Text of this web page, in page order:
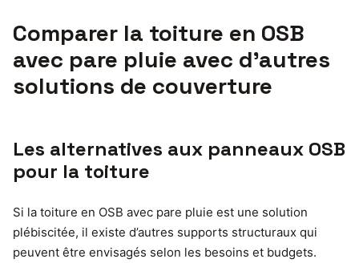
Comparer la toiture en OSB
avec pare pluie avec d’autres
solutions de couverture
Les alternatives aux panneaux OSB
pour la toiture
Si la toiture en OSB avec pare pluie est une solution
plébiscitée, il existe d’autres supports structuraux qui
peuvent être envisagés selon les besoins et budgets.